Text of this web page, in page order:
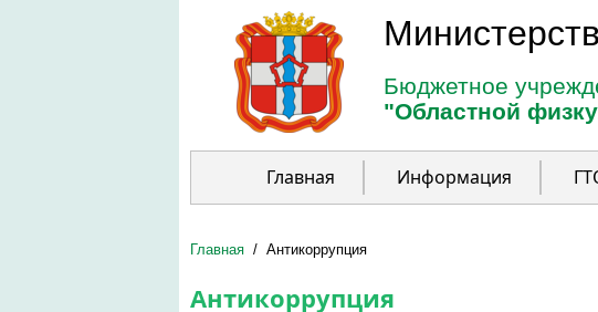
Бюджетное
"Областной
Главная
Информация
Главная / Антикоррупция
Антикоррупция